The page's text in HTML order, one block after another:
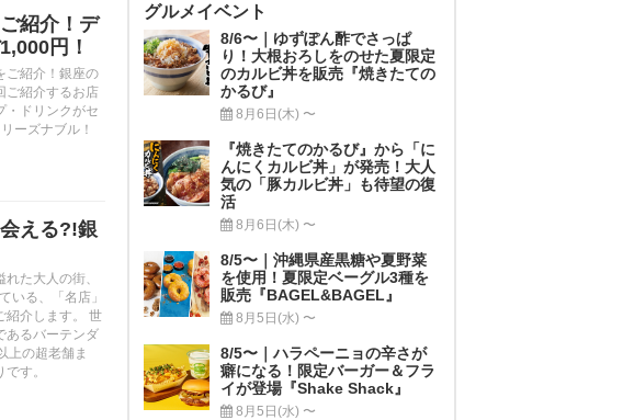
紹介！デ
円！
ご紹介！銀座の
ご紹介するお店
・ドリンクがセ
ーズナブル！
える?!銀
た大人の街、
いる、「名店」
紹介します。 世
あるバーテンダ
上の超老舗ま
す。
グルメイベント
8/6〜｜ゆずぽん酢でさっぱ
り！大根おろしをのせた夏限定
のカルビ丼を販売『焼きたての
かるび』
8月6日(木) 〜
『焼きたてのかるび』から「に
んにくカルビ丼」が発売！大人
気の「豚カルビ丼」も待望の復
活
8月6日(木) 〜
8/5〜｜沖縄県産黒糖や夏野菜
を使用！夏限定ベーグル3種を
販売『BAGEL&BAGEL』
8月5日(水) 〜
8/5〜｜ハラペーニョの辛さが
癖になる！限定バーガー＆フラ
イが登場『Shake Shack』
8月5日(水) 〜